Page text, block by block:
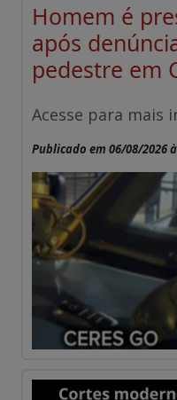
Homem é
após
pedestre em
Acesse para mais
Publicado em 06/08/2026